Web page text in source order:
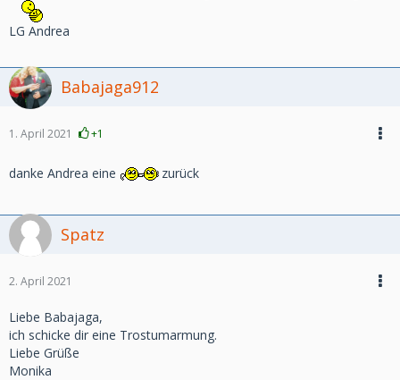
LG Andrea
Babajaga912
1. April 2021 +1
danke Andrea eine zurück
Spatz
2. April 2021
Liebe Babajaga,
ich schicke dir eine Trostumarmung.
Liebe Grüße
Monika